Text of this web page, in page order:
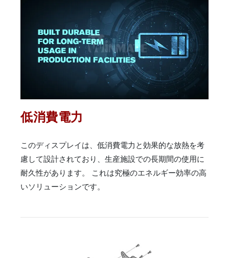
低消費電力
このディスプレイは、低消費電力と効果的な放熱を考
慮して設計されており、生産施設での長期間の使用に
耐久性があります。 これは究極のエネルギー効率の高
いソリューションです。